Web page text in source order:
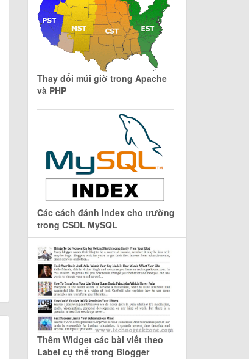
Thay đổi múi giờ trong Apache
và PHP
Các cách đánh index cho trường
trong CSDL MySQL
Thêm Widget các bài viết theo
Label cụ thể trong Blogger